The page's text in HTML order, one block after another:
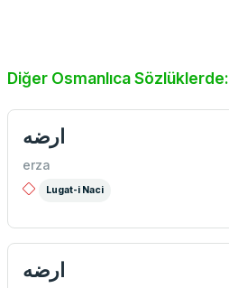
Diğer Osmanlıca Sözlüklerde:
ارضه
erza
Lugat-i Naci
ارضه